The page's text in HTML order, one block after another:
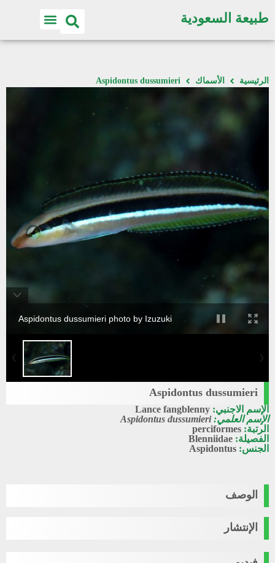
طبيعة السعودية
الرئيسية الأسماك Aspidontus dussumieri
Aspidontus dussumieri photo by Izuzuki
Aspidontus dussumieri
الإسم الاجنبي: Lance fangblenny
الإسم العلمي:Aspidontus dussumieri
الرتبة: perciformes
الفصيلة: Blenniidae
الجنس: Aspidontus
الوصف
الإنتشار